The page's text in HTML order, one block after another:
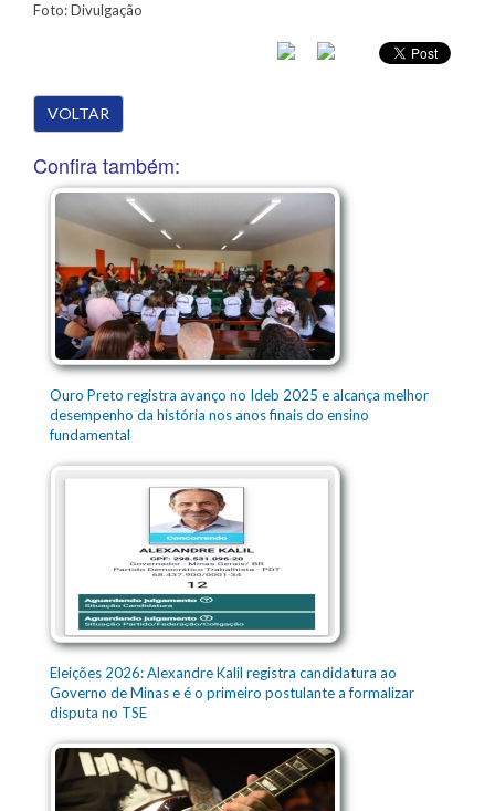
Foto: Divulgação
VOLTAR
Confira também:
Ouro Preto registra avanço no Ideb 2025 e alcança melhor
desempenho da história nos anos finais do ensino
fundamental
Eleições 2026: Alexandre Kalil registra candidatura ao
Governo de Minas e é o primeiro postulante a formalizar
disputa no TSE